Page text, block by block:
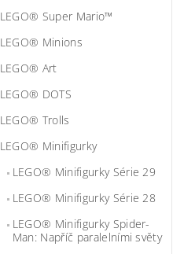
LEGO® Super Mario™
LEGO® Minions
LEGO® Art
LEGO® DOTS
LEGO® Trolls
LEGO® Minifigurky
LEGO® Minifigurky Série 29
LEGO® Minifigurky Série 28
LEGO® Minifigurky Spider-
Man: Napříč paralelními světy